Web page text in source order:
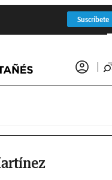
Suscríbete